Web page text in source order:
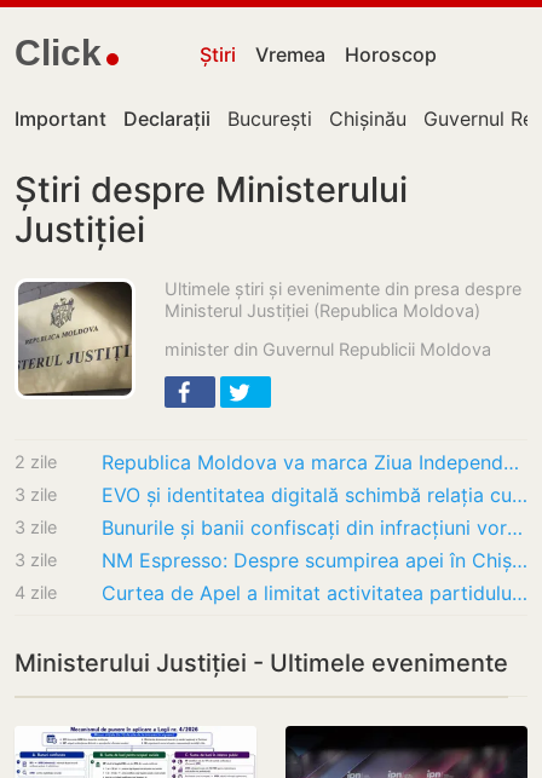
Click Știri Vremea Horoscop
Important Declarații București Chișinău Guvernul
Știri despre Ministerului
Justiției
Ultimele știri și evenimente din presa despre
Ministerul Justiției (Republica Moldova)
minister din Guvernul Republicii Moldova
2 zile Republica Moldova va marca Ziua Independenței printr-o paradă militară. Maia Sandu a…
3 zile EVO și identitatea digitală schimbă relația cu statul: antreprenorii și diaspora vor…
3 zile Bunurile și banii confiscați din infracțiuni vor finanța proiecte sociale și de interes…
3 zile NM Espresso: Despre scumpirea apei în Chișinău, deficitul de energie electrică și «cazul…
4 zile Curtea de Apel a limitat activitatea partidului Irinei Vlah pentru 12 luni. Instanța a…
Ministerului Justiției - Ultimele evenimente